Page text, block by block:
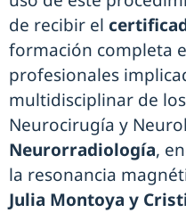
de recibir el
formación completa
profesionales
multidisciplinar de
Neurocirugía y
Neurorradiología,
la resonancia
Julia Montoya y